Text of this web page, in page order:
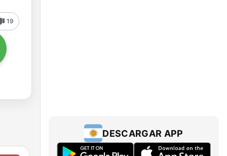
19
DESCARGAR APP